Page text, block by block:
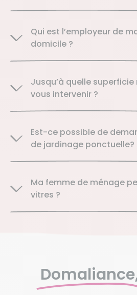
Qui est l’employeur de
domicile ?
Jusqu’à quelle
vous intervenir ?
Est-ce possible de
de jardinage ponctuelle?
Ma femme de ménage
vitres ?